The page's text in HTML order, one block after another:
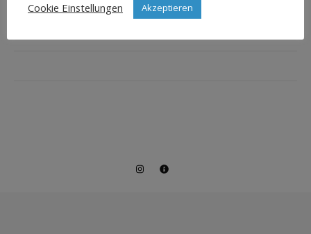
Cookie Einstellungen
Akzeptieren